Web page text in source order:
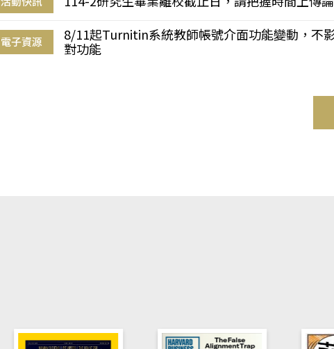
電子資源
8/11起Turnitin系統教師帳號介面功能變動，不
對功能